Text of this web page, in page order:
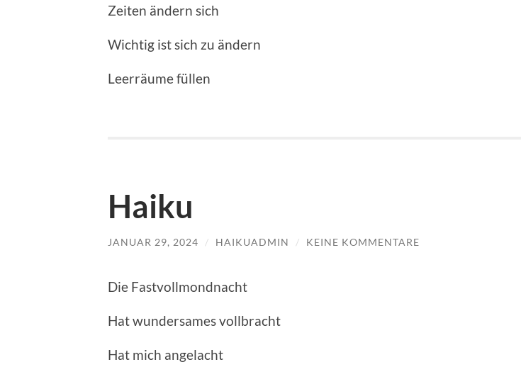
Zeiten ändern sich
Wichtig ist sich zu ändern
Leerräume füllen
Haiku
JANUAR 29, 2024 / HAIKUADMIN / KEINE KOMMENTARE
Die Fastvollmondnacht
Hat wundersames vollbracht
Hat mich angelacht